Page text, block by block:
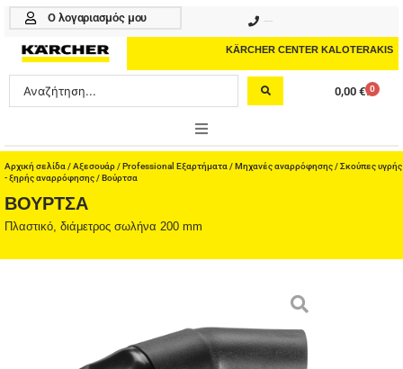
Μετάβαση
περιεχόμενο
Ο λογαριασμός μου
KÄRCHER CENTER KALOTERAKIS
Search
...
0,00 € 0
Cart
ONLINE SHOP
HOME & GARDEN
ΥΠΗΡΕΣΙΕΣ-ΝΕΑ-ΛΥΣΕΙΣ
Αρχική σελίδα /Αξεσουάρ/Professional Εξαρτήματα /Μηχανές αναρρόφησης/Σκούπες υγρής
- ξηρής αναρρόφησης/ Βούρτσα
ΒΟΎΡΤΣΑ
Πλαστικό, διάμετρος σωλήνα 200 mm